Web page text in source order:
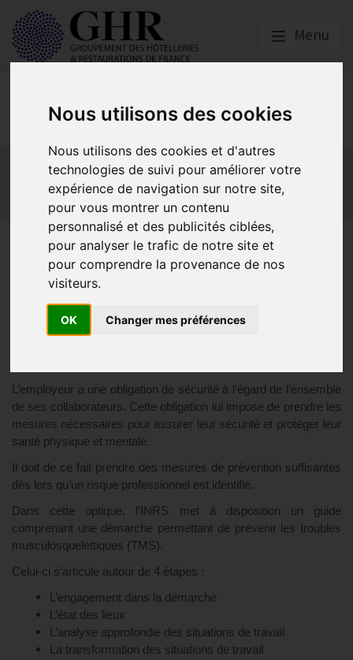
Nous utilisons des cookies
Nous utilisons des cookies et d'autres
technologies de suivi pour améliorer votre
expérience de navigation sur notre site,
pour vous montrer un contenu
personnalisé et des publicités ciblées,
pour analyser le trafic de notre site et
pour comprendre la provenance de nos
visiteurs.
OK Changer mes préférences
Menu
Social
Actualités
Les obligations liées à l’embauche
Les obligations liées à l’exécution du contrat de travail
Les obligations liées à l’extinction du contrat
Prévention des troubles
musculosquelettiques
Actualités
L’employeur a une obligation de sécurité à l’égard de l’ensemble
de ses collaborateurs. Cette obligation lui impose de prendre les
mesures nécessaires pour assurer leur sécurité et protéger leur
santé physique et mentale.
Il doit de ce fait prendre des mesures de prévention suffisantes
dès lors qu’un risque professionnel est identifié.
Dans cette optique, l’INRS met à disposition un guide
comprenant une démarche permettant de prévenir les troubles
musculosquelettiques (TMS).
Celui-ci s’articule autour de 4 étapes :
L’engagement dans la démarche
L’état des lieux
L’analyse approfondie des situations de travail
La transformation des situations de travail